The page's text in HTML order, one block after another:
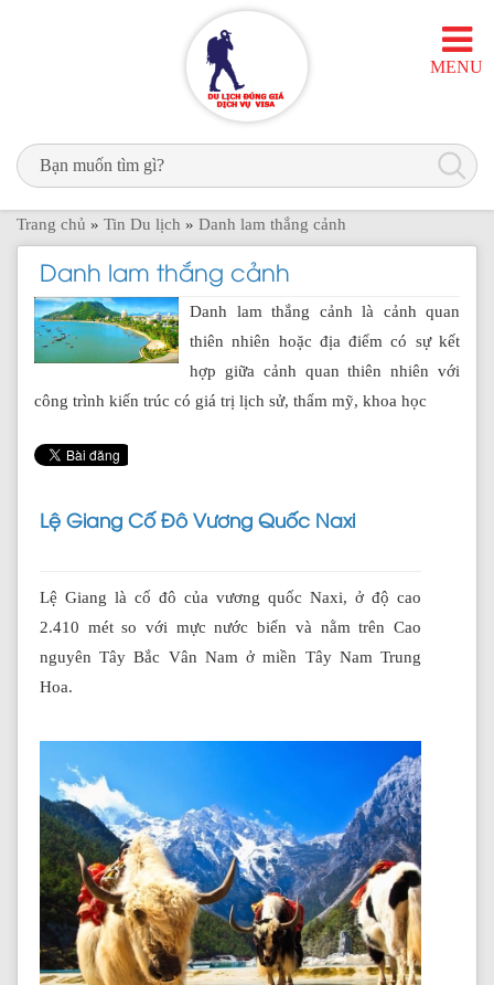
MENU
Trang chủ » Tin Du lịch » Danh lam thắng cảnh
Danh lam thắng cảnh
Danh lam thắng cảnh là cảnh quan
thiên nhiên hoặc địa điểm có sự kết
hợp giữa cảnh quan thiên nhiên với
công trình kiến trúc có giá trị lịch sử, thẩm mỹ, khoa học
Lệ Giang Cố Đô Vương Quốc Naxi
Lệ Giang là cố đô của vương quốc Naxi, ở độ cao
2.410 mét so với mực nước biển và nằm trên Cao
nguyên Tây Bắc Vân Nam ở miền Tây Nam Trung
Hoa.